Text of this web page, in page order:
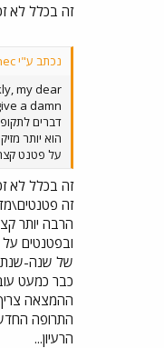
זה בכלל לא
נכתב ע"י raminec:
my dear
הוא יותר
על פטנט
זה בכלל לא
זה
הרבה יותר
ובפטנטים
של שנה-
ההמצאה
התרופה
הרעיון...